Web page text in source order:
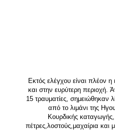
Εκτός ελέγχου είναι πλέον
και στην ευρύτερη περιοχή.
15 τραυματίες, σημειώθηκαν
από το λιμάνι της
Κουρδικής
πέτρες,λοστούς,μαχαίρια και